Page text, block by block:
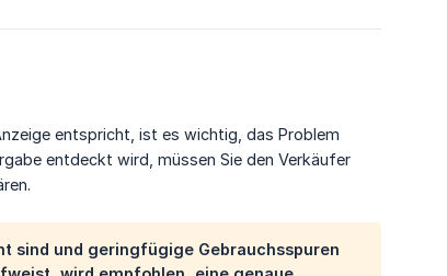
entspricht, ist es wichtig, das Problem
entdeckt wird, müssen Sie den Verkäufer
sind und geringfügige Gebrauchsspuren